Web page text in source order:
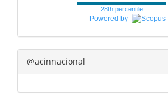
28th percentile
Powered by
@acinnacional